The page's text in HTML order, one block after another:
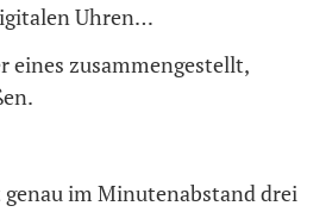
Uhren…
eines zusammengestellt,
im Minutenabstand drei